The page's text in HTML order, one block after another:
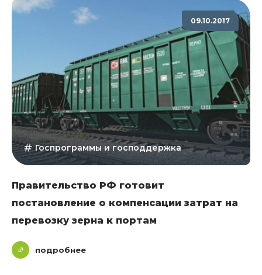
09.10.2017
Госпрограммы и господдержка
Правительство РФ готовит
постановление о компенсации затрат на
перевозку зерна к портам
подробнее